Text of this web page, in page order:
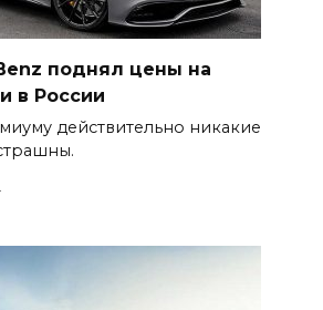
поднял цены на
в России
действительно никакие